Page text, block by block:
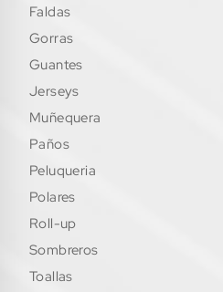
faldas
gorras
guantes
jerseys
muñequera
paños
peluqueria
polares
roll-up
sombreros
toallas